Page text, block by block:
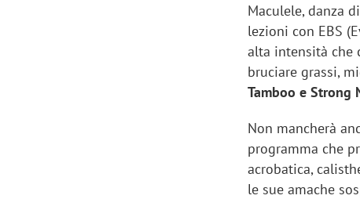
Maculele, danza
lezioni con EBS
alta intensità che
bruciare grassi,
Tamboo e Strong
Non mancherà
programma che
acrobatica,
le sue amache